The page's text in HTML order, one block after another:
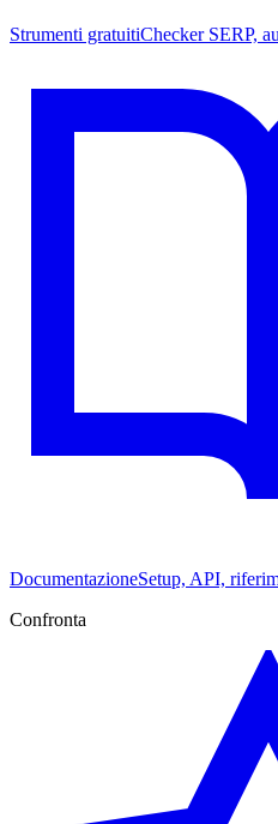
Strumenti gratuitiChecker SERP,
DocumentazioneSetup, API,
Confronta